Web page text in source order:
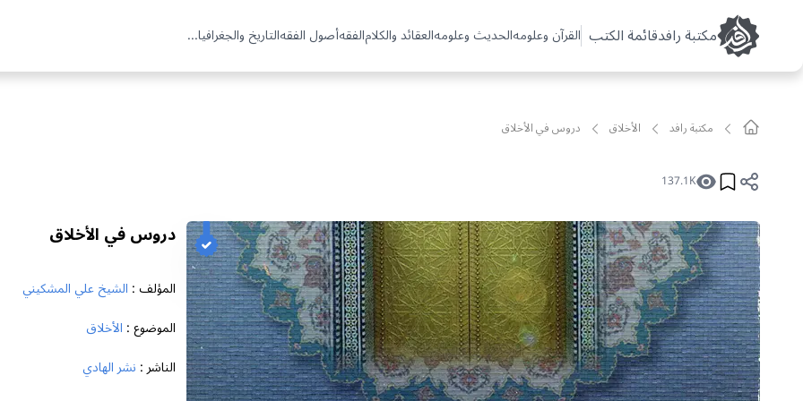
مکتبة رافدقائمة الكتب القرآن وعلومهالحديث وعلومهالعقائد والكلامالفقهأصول الفقهالتاريخ والجغرافيا...
مکتبة رافد الأخلاق دروس في الأخلاق
137.1K
دروس في الأخلاق
المؤلف : الشيخ علي المشكيني
الموضوع : الأخلاق
الناشر : نشر الهادي